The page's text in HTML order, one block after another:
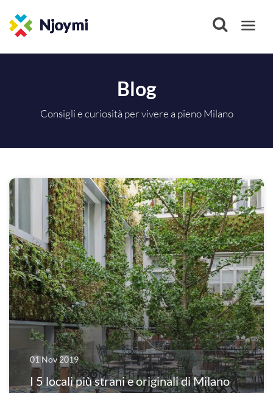
Blog
Consigli e curiosità per vivere a pieno Milano
01 Nov 2019
I 5 locali più strani e originali di Milano